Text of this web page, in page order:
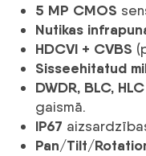
5 MP CMOS
Nutikas
HDCVI + CVBS
Sisseehitatud
DWDR, BLC, HLC
gaismā.
IP67
Pan/Tilt/